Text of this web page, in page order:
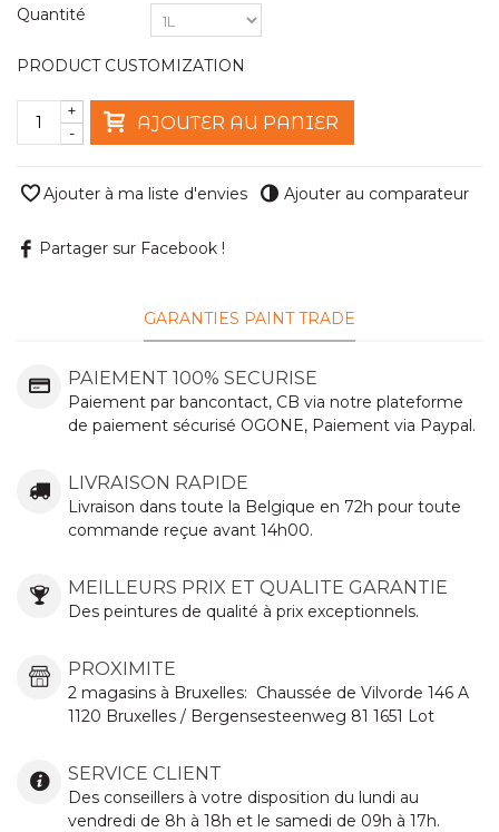
Quantité
PRODUCT CUSTOMIZATION
-
+ AJOUTER AU PANIER
Ajouter à ma liste d'envies Ajouter au comparateur
Partager sur Facebook !
GARANTIES PAINT TRADE
PAIEMENT 100% SECURISE
Paiement par bancontact, CB via notre plateforme
de paiement sécurisé OGONE, Paiement via Paypal.
LIVRAISON RAPIDE
Livraison dans toute la Belgique en 72h pour toute
commande reçue avant 14h00.
MEILLEURS PRIX ET QUALITE GARANTIE
Des peintures de qualité à prix exceptionnels.
PROXIMITE
2 magasins à Bruxelles: Chaussée de Vilvorde 146 A
1120 Bruxelles / Bergensesteenweg 81 1651 Lot
SERVICE CLIENT
Des conseillers à votre disposition du lundi au
vendredi de 8h à 18h et le samedi de 09h à 17h.